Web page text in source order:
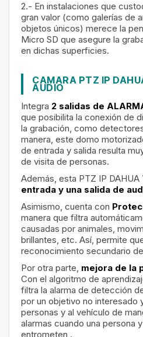
2.- En instalaciones que
gran valor (como galerías de
objetos únicos) merece la
Micro SD que asegure la
en dichas superficies.
CAMARA PTZ IP
AUDIO
Integra 2 salidas de
que posibilita la conexión de
la grabación, como
manera, este domo
de entrada y salida resulta
de visita de personas.
Además, esta PTZ IP DAHUA
entrada y una salida de
Asimismo, cuenta con
manera que filtra
causadas por animales,
brillantes, etc. Así, permite
reconocimiento secundario
Por otra parte, mejora de la
Con el algoritmo de
filtra la alarma de detección
por un objetivo no interesado
personas y al vehículo de
alarmas cuando una persona
entrometen .